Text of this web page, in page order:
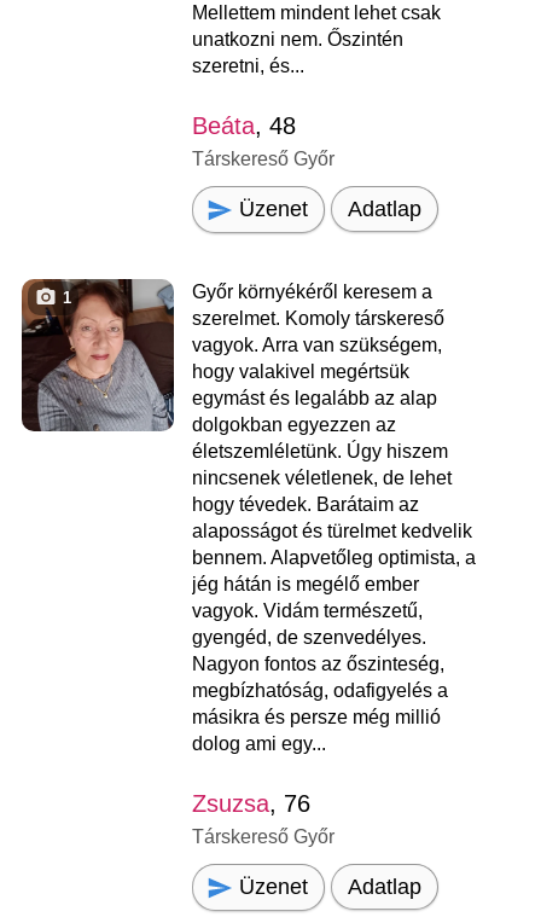
Mellettem mindent lehet csak
unatkozni nem. Őszintén
szeretni, és...
Beáta, 48
Társkereső Győr
Üzenet Adatlap
1
Győr környékéről keresem a
szerelmet. Komoly társkereső
vagyok. Arra van szükségem,
hogy valakivel megértsük
egymást és legalább az alap
dolgokban egyezzen az
életszemléletünk. Úgy hiszem
nincsenek véletlenek, de lehet
hogy tévedek. Barátaim az
alaposságot és türelmet kedvelik
bennem. Alapvetőleg optimista, a
jég hátán is megélő ember
vagyok. Vidám természetű,
gyengéd, de szenvedélyes.
Nagyon fontos az őszinteség,
megbízhatóság, odafigyelés a
másikra és persze még millió
dolog ami egy...
Zsuzsa, 76
Társkereső Győr
Üzenet Adatlap